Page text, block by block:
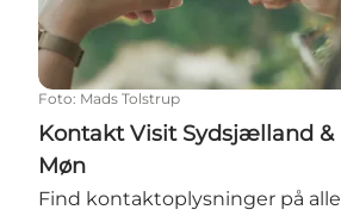
Foto: Mads Tolstrup
Kontakt Visit Sydsjælland &
Møn
Find kontaktoplysninger på alle